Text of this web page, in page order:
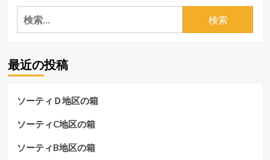
料
ぼ
れ
止
つ
て
さ
検
索:
最近の投稿
ソーティＤ地区の箱
ソーティC地区の箱
ソーティB地区の箱